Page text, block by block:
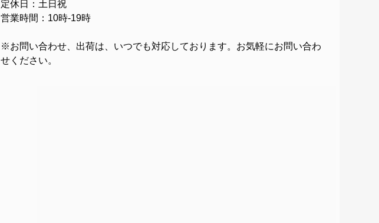
定休日：土日祝
営業時間：10時-19時
※お問い合わせ、出荷は、いつでも対応しております。お気軽にお問い合わ
せください。